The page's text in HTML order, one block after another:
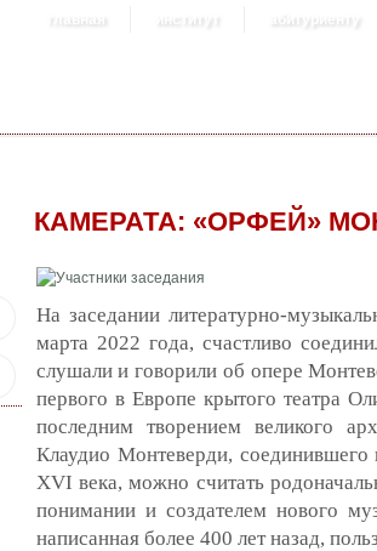
главная институт абитуриенту
КАМЕРАТА: «ОРФЕЙ»
На заседании литературно-
марта 2022 года, счастливо
слушали и говорили об опере
первого в Европе крытого театра
последним творением великого
Клаудио Монтеверди,
XVI века, можно считать
понимании и создателем нового
написанная более 400 лет назад,